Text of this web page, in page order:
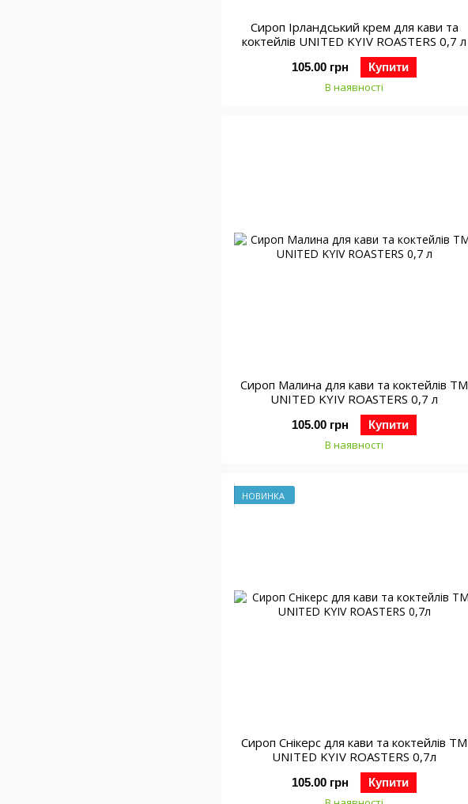
Сироп Ірландський крем для кави та
коктейлів UNITED KYIV ROASTERS 0,7 л
105.00 грн Купити
В наявності
Сироп Малина для кави та коктейлів ТМ
UNITED KYIV ROASTERS 0,7 л
105.00 грн Купити
В наявності
НОВИНКА
Сироп Снікерс для кави та коктейлів ТМ
UNITED KYIV ROASTERS 0,7л
105.00 грн Купити